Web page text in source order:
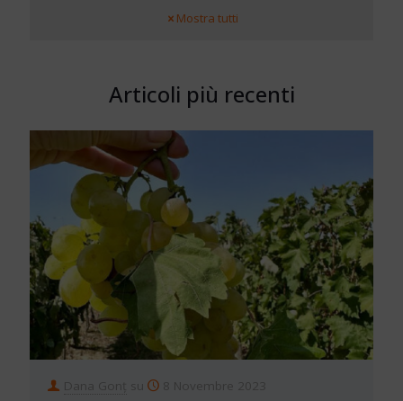
Mostra tutti
Articoli più recenti
Dana Gonț su 8 Novembre 2023